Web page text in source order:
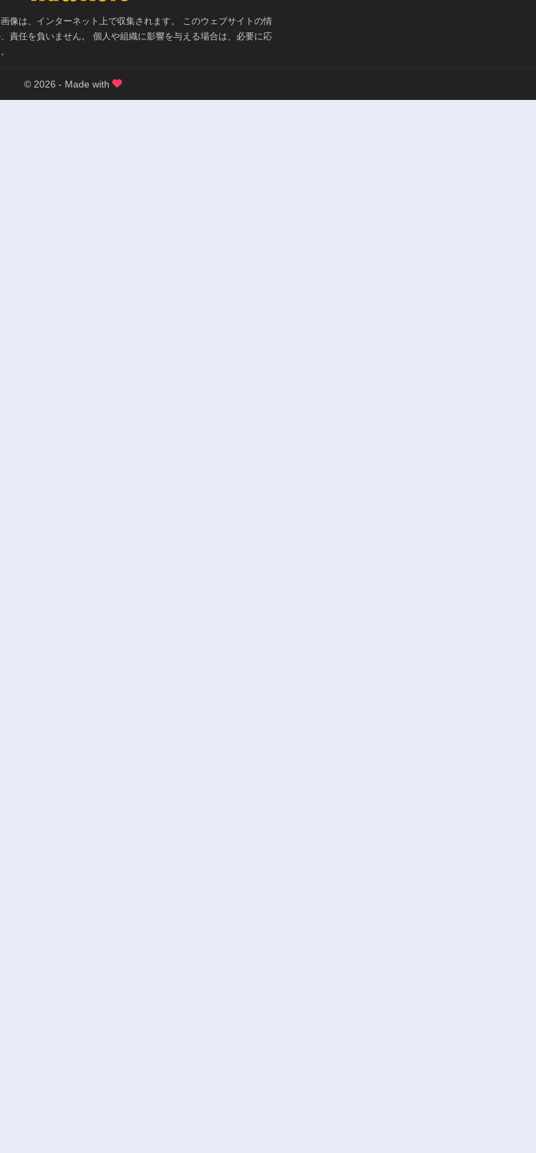
像は、インターネット上で収集されます。 このウェブサイトの情
責任を負いません。 個人や組織に影響を与える場合は、必要に応
© 2026 - Made with